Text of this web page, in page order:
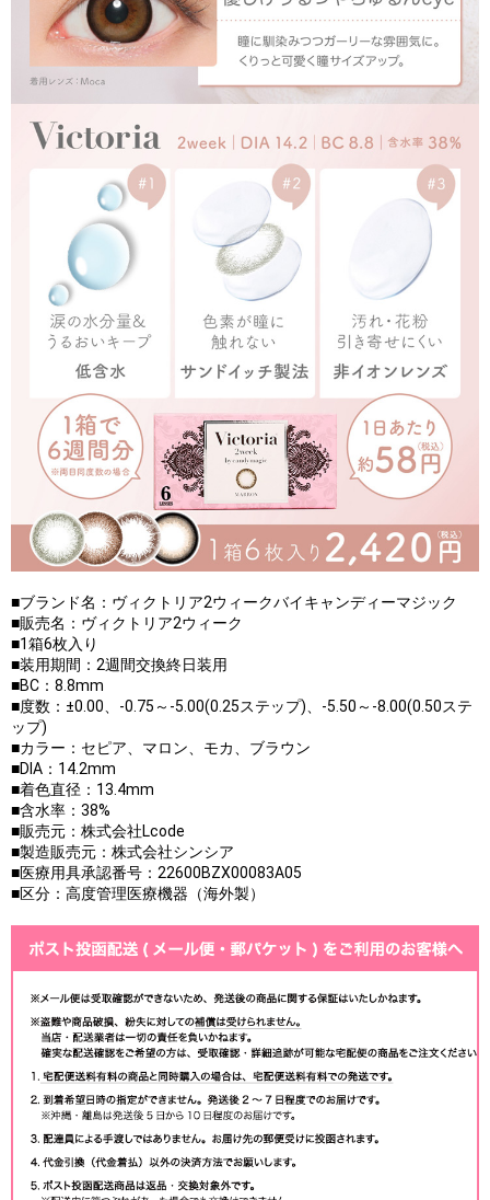
■ブランド名：ヴィクトリア2ウィークバイキャンディーマジック
■販売名：ヴィクトリア2ウィーク
■1箱6枚入り
■装用期間：2週間交換終日装用
■BC：8.8mm
■度数：±0.00、-0.75～-5.00(0.25ステップ)、-5.50～-8.00(0.50ステ
ップ)
■カラー：セピア、マロン、モカ、ブラウン
■DIA：14.2mm
■着色直径：13.4mm
■含水率：38%
■販売元：株式会社Lcode
■製造販売元：株式会社シンシア
■医療用具承認番号：22600BZX00083A05
■区分：高度管理医療機器（海外製）